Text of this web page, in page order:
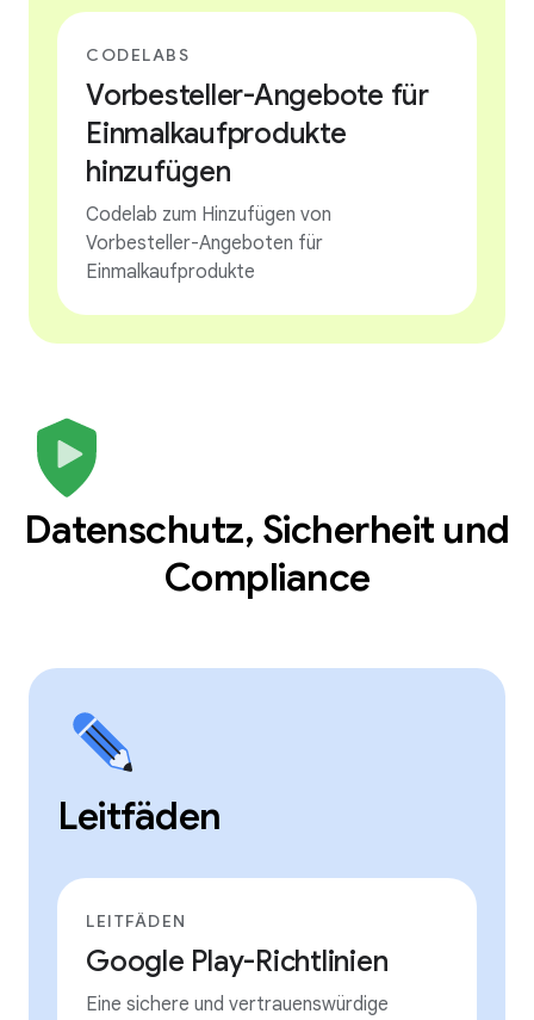
CODELABS
Vorbesteller-Angebote für
Einmalkaufprodukte
hinzufügen
Codelab zum Hinzufügen von
Vorbesteller-Angeboten für
Einmalkaufprodukte
Datenschutz, Sicherheit und
Compliance
Leitfäden
LEITFÄDEN
Google Play-Richtlinien
Eine sichere und vertrauenswürdige